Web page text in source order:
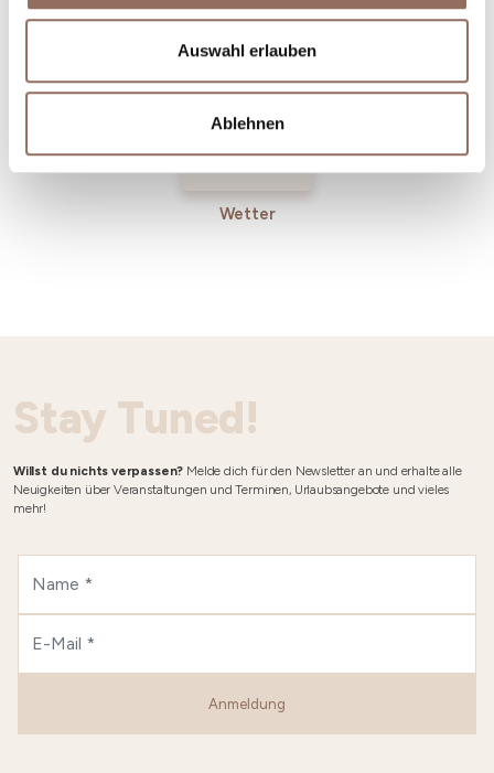
Auswahl erlauben
Ablehnen
Betriebe
Wetter
Stay Tuned!
Willst du nichts verpassen? Melde dich für den Newsletter an und erhalte alle
Neuigkeiten über Veranstaltungen und Terminen, Urlaubsangebote und vieles
mehr!
Anmeldung